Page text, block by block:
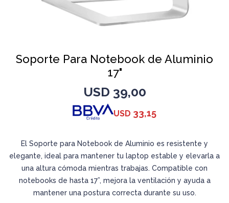
Soporte Para Notebook de Aluminio
17"
USD 39,00
USD 33,15
El Soporte para Notebook de Aluminio es resistente y
elegante, ideal para mantener tu laptop estable y elevarla a
una altura cómoda mientras trabajas. Compatible con
notebooks de hasta 17”, mejora la ventilación y ayuda a
mantener una postura correcta durante su uso.